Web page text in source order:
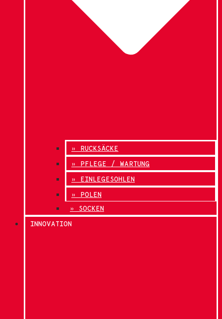
» RUCKSÄCKE
» PFLEGE / WARTUNG
» EINLEGESOHLEN
» POLEN
» SOCKEN
INNOVATION